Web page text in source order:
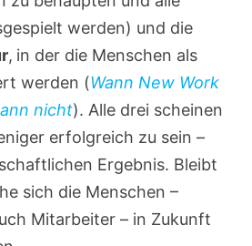
werden) und die
, in der die Menschen als
werden (Wann New Work
nicht). Alle drei scheinen
erfolgreich zu sein –
Ergebnis. Bleibt
sich die Menschen –
Mitarbeiter – in Zukunft